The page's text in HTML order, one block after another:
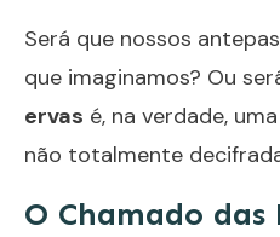
Será que nossos
que imaginamos? Ou
ervas é, na verdade,
não totalmente
O Chamado das